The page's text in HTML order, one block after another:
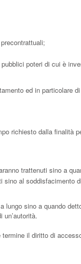
poteri di cui è
ed in
richiesto dalla finalità
trattenuti sino a
al soddisfacimento
sino a quando
il diritto di